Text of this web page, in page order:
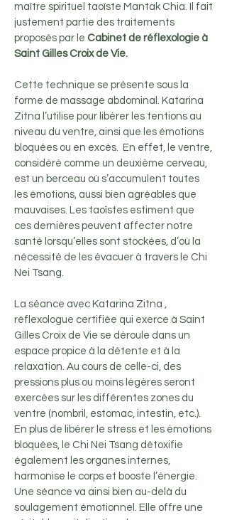
maître spirituel taoïste Mantak Chia. Il fait
justement partie des traitements
proposés par le Cabinet de réflexologie à
Saint Gilles Croix de Vie.
Cette technique se présente sous la
forme de massage abdominal. Katarina
Zitna l’utilise pour libérer les tentions au
niveau du ventre, ainsi que les émotions
bloquées ou en excès. En effet, le ventre,
considéré comme un deuxième cerveau,
est un berceau où s’accumulent toutes
les émotions, aussi bien agréables que
mauvaises. Les taoïstes estiment que
ces dernières peuvent affecter notre
santé lorsqu’elles sont stockées, d’où la
nécessité de les évacuer à travers le Chi
Nei Tsang.
La séance avec Katarina Zitna ,
réflexologue certifiée qui exerce à Saint
Gilles Croix de Vie se déroule dans un
espace propice à la détente et à la
relaxation. Au cours de celle-ci, des
pressions plus ou moins légères seront
exercées sur les différentes zones du
ventre (nombril, estomac, intestin, etc.).
En plus de libérer le stress et les émotions
bloquées, le Chi Nei Tsang détoxifie
également les organes internes,
harmonise le corps et booste l’énergie.
Une séance va ainsi bien au-delà du
soulagement émotionnel. Elle offre une